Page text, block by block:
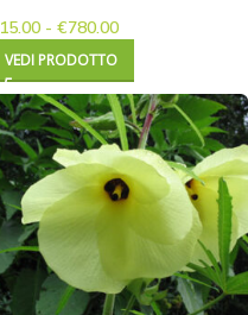
15.00 - €780.00
VEDI PRODOTTO